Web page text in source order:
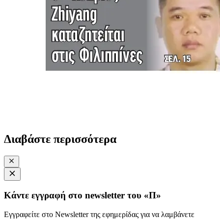
Διαβάστε περισσότερα
Κάντε εγγραφή στο newsletter του «Π»
Εγγραφείτε στο Newsletter της εφημερίδας για να λαμβάνετε